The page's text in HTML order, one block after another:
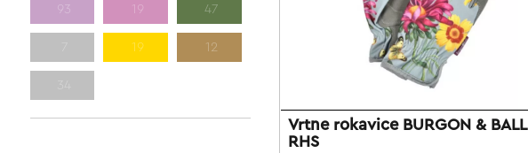
93 19 47
19 12
Vrtne rokavice BURGON & BALL
RHS